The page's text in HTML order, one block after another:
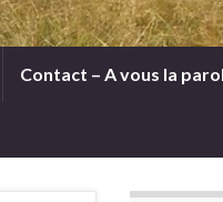
Contact – A vous la